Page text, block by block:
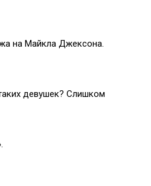
на Майкла Джексона.
девушек? Слишком